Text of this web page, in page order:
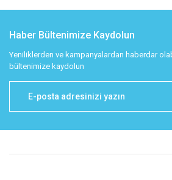
Haber Bültenimize Kaydolun
Yeniliklerden ve kampanyalardan haberdar
bültenimize kaydolun